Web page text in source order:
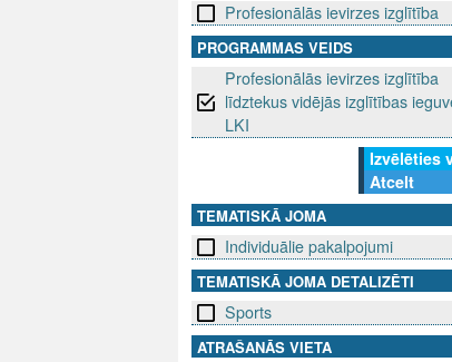
D
L
Profesionālās ievirzes izglītība
PROGRAMMAS VEIDS
Profesionālās ievirzes izglītība
līdztekus vidējās izglītības
LKI
Izvēlēties
Atcelt
TEMATISKĀ JOMA
Individuālie pakalpojumi
TEMATISKĀ JOMA DETALIZĒTI
Sports
ATRAŠANĀS VIETA